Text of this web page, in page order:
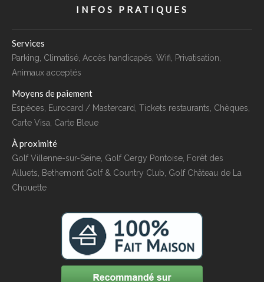
INFOS PRATIQUES
Services
Parking, Climatisé, Accès handicapés, Wifi, Privatisation,
Animaux acceptés
Moyens de paiement
Espèces, Eurocard / Mastercard, Tickets restaurants, Chèques,
Carte Visa, Carte Bleue
À proximité
Golf Villenne-sur-Seine, Golf Cergy Pontoise, Forêt des
Alluets, Bethemont Golf & Country Club, Golf Château de La
Chouette